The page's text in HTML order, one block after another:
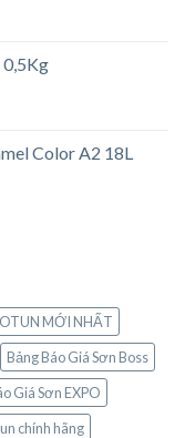
0,5Kg
Color A2 18L
MỚI NHẤT
Bảng Báo Giá Sơn Boss
Giá Sơn EXPO
chính hãng